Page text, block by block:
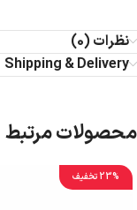
نظرات (0)
Shipping & Delivery
محصولات مرتبط
23% تخفیف